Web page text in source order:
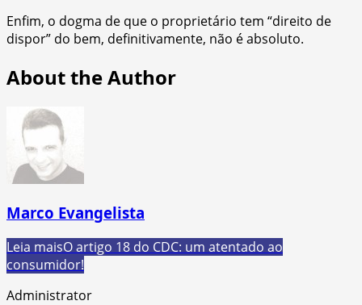
Enfim, o dogma de que o proprietário tem “direito de
dispor” do bem, definitivamente, não é absoluto.
About the Author
Marco Evangelista
Leia maisO artigo 18 do CDC: um atentado ao
consumidor!
Administrator